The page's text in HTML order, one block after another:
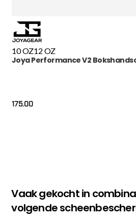
10 OZ12 OZ
Joya Performance V2
175.00
Vaak gekocht in
volgende